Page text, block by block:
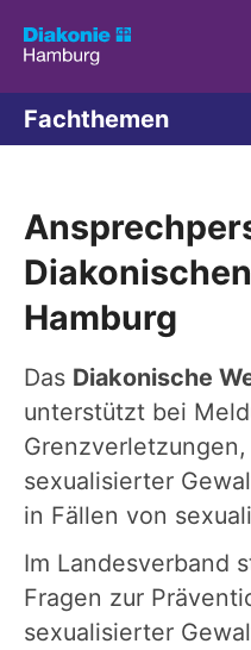
Fachthemen
Hamburg
Das Diakonische
unterstützt bei
sexualisierter
in Fällen von
Im Landesverband
Fragen zur
sexualisierter